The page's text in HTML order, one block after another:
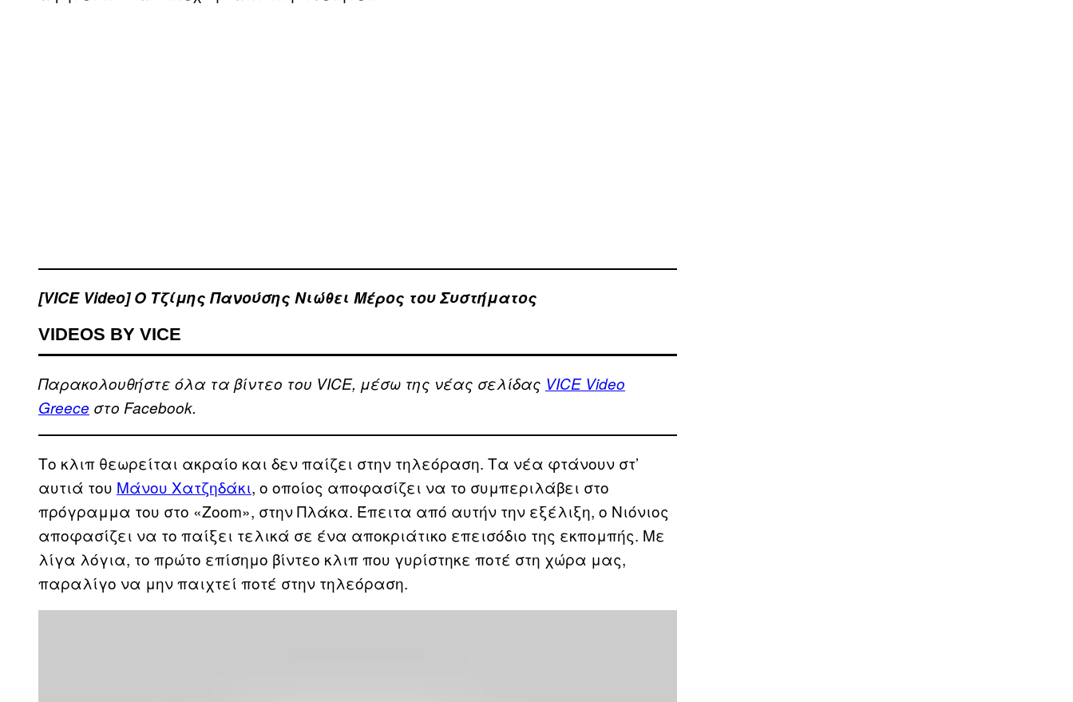
[VICE Video] Ο Τζίμης Πανούσης Νιώθει Μέρος του Συστήματος
VIDEOS BY VICE
Παρακολουθήστε όλα τα βίντεo του VICE, μέσω της νέας σελίδας VICE Video
Greece στο Facebook.
Το κλιπ θεωρείται ακραίο και δεν παίζει στην τηλεόραση. Τα νέα φτάνουν στ’
αυτιά του Μάνου Χατζηδάκι, ο οποίος αποφασίζει να το συμπεριλάβει στο
πρόγραμμα του στο «Zoom», στην Πλάκα. Έπειτα από αυτήν την εξέλιξη, ο Νιόνιος
αποφασίζει να το παίξει τελικά σε ένα αποκριάτικο επεισόδιο της εκπομπής. Με
λίγα λόγια, το πρώτο επίσημο βίντεο κλιπ που γυρίστηκε ποτέ στη χώρα μας,
παραλίγο να μην παιχτεί ποτέ στην τηλεόραση.